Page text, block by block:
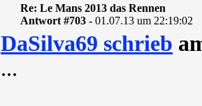
Re: Le Mans 2013 das Rennen
Antwort #703 - 01.07.13 um 22:19:02
DaSilva69 schrieb
...